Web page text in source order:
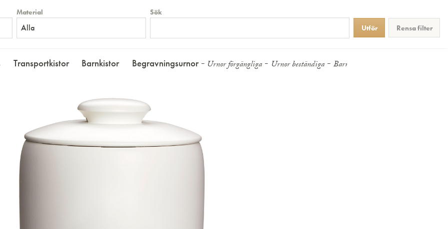
Material
Alla
Sök
Rensa filter
Transportkistor Barnkistor Begravningsurnor Urnor förgängliga Urnor beständiga Barnurnor